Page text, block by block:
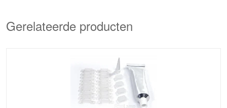
Gerelateerde producten